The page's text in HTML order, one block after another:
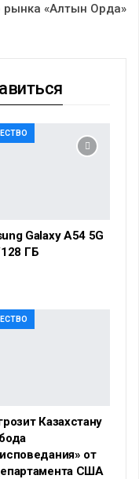
рынка «Алтын Орда»
Galaxy A54 5G
ГБ
Казахстану
от
США